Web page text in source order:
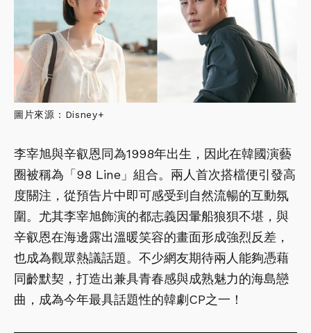
圖片來源：Disney+
李宰旭與辛叡恩同為1998年出生，因此在韓國演藝
圈被稱為「98 Line」組合。兩人首次搭檔便引發高
度關注，從預告片中即可感受到自然流暢的互動氛
圍。尤其李宰旭飾演的都志義因暈船狼狽不堪，與
辛叡恩在海邊露出溫暖笑容的畫面形成強烈反差，
也成為觀眾熱議話題。不少網友期待兩人能夠憑藉
同齡默契，打造出兼具青春感與成熟魅力的海島戀
曲，成為今年最具話題性的韓劇CP之一！